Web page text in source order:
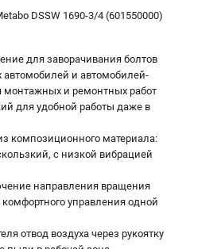
ПЕТЕРБУРГ)
407-39-48
318-40-26
колл-центра:
9:00 до 18:00
до 16:00
выходной
ЗАПЧАСТЕЙ
| +7 (8112) 59-10-67
market.ru
DSSW 1690-3/4 (601550000)
для заворачивания болтов
автомобилей и автомобилей-
монтажных и ремонтных работ
для удобной работы даже в
композиционного материала:
с низкой вибрацией
направления вращения
управления одной
отвод воздуха через рукоятку